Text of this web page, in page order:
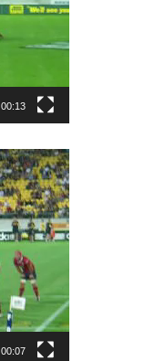
00:13
00:07